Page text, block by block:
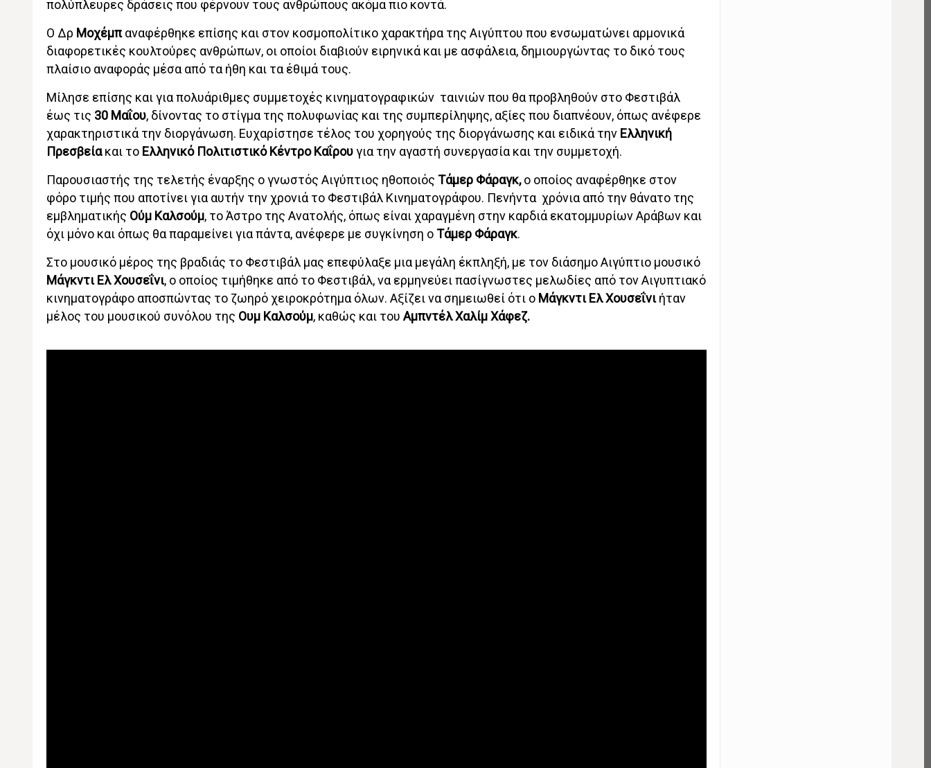
πολύπλευρες δράσεις που φέρνουν τους ανθρώπους ακόμα πιο κοντά.
Ο Δρ Μοχέμπαναφέρθηκε επίσης και στον κοσμοπολίτικο χαρακτήρα της Αιγύπτου που ενσωματώνει αρμονικά
διαφορετικές κουλτούρες ανθρώπων, οι οποίοι διαβιούν ειρηνικά και με ασφάλεια, δημιουργώντας το δικό τους
πλαίσιο αναφοράς μέσα από τα ήθη και τα έθιμά τους.
Μίλησε επίσης και για πολυάριθμες συμμετοχές κινηματογραφικών ταινιών που θα προβληθούν στο Φεστιβάλ
έως τις 30 Μαΐου, δίνοντας το στίγμα της πολυφωνίας και της συμπερίληψης, αξίες που διαπνέουν, όπως ανέφερε
χαρακτηριστικά την διοργάνωση. Ευχαρίστησε τέλος του χορηγούς της διοργάνωσης και ειδικά την Ελληνική
Πρεσβείακαι το Ελληνικό Πολιτιστικό Κέντρο Καΐρουγια την αγαστή συνεργασία και την συμμετοχή.
Παρουσιαστής της τελετής έναρξης ο γνωστός Αιγύπτιος ηθοποιός Τάμερ Φάραγκ,ο οποίος αναφέρθηκε στον
φόρο τιμής που αποτίνει για αυτήν την χρονιά το Φεστιβάλ Κινηματογράφου. Πενήντα χρόνια από την θάνατο της
εμβληματικής Ούμ Καλσούμ, το Άστρο της Ανατολής, όπως είναι χαραγμένη στην καρδιά εκατομμυρίων Αράβων και
όχι μόνο και όπως θα παραμείνει για πάντα, ανέφερε με συγκίνηση οΤάμερ Φάραγκ.
Στο μουσικό μέρος της βραδιάς το Φεστιβάλ μας επεφύλαξε μια μεγάλη έκπληξή, με τον διάσημο Αιγύπτιο μουσικό
Μάγκντι Ελ Χουσεΐνι, ο οποίος τιμήθηκε από το Φεστιβάλ, να ερμηνεύει πασίγνωστες μελωδίες από τον Αιγυπτιακό
κινηματογράφο αποσπώντας το ζωηρό χειροκρότημα όλων. Αξίζει να σημειωθεί ότι ο Μάγκντι Ελ Χουσεΐνιήταν
μέλος του μουσικού συνόλου της Ουμ Καλσούμ, καθώς και του Αμπντέλ Χαλίμ Χάφεζ.